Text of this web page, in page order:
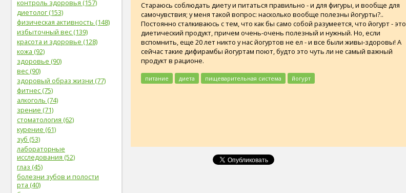
контроль здоровья (157)
диетолог (153)
физическая активность (148)
избыточный вес (139)
красота и здоровье (128)
кожа (92)
здоровье (90)
вес (90)
здоровый образ жизни (77)
фитнес (75)
алкоголь (74)
зрение (71)
стоматология (62)
курение (61)
зуб (53)
лабораторные
исследования (52)
глаз (45)
болезни зубов и полости
рта (40)
Стараюсь соблюдать диету и питаться правильно - и для фигуры, и вообще для
самочувствия; у меня такой вопрос: насколько вообще полезны йогурты?..
Постоянно сталкиваюсь с тем, что как бы само собой разумеется, что йогурт - это
диетический продукт, причем очень-очень полезный и нужный. Но, если
вспомнить, еще 20 лет никто у нас йогуртов не ел - и все были живы-здоровы! А
сейчас такие дифирамбы йогуртам поют, будто это чуть ли не самый важный
продукт в рационе.
питание диета пищеварительная система йогурт